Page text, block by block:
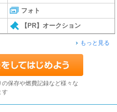
フォト
【PR】オークション
もっと見る
保存や燃費記録など様々な
す